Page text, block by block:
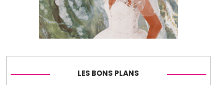
LES BONS PLANS